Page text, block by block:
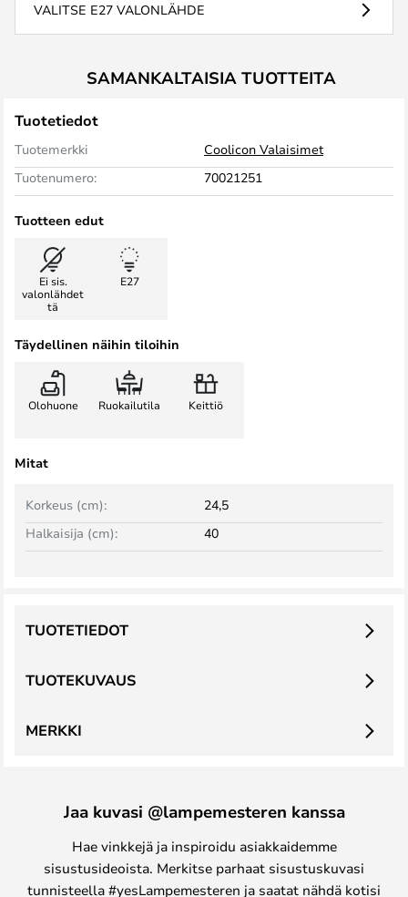
VALITSE E27 VALONLÄHDE
SAMANKALTAISIA TUOTTEITA
Tuotetiedot
Tuotemerkki
Coolicon Valaisimet
Tuotenumero:
70021251
Tuotteen edut
Ei sis.
valonlähdet
tä
E27
Täydellinen näihin tiloihin
Olohuone Ruokailutila Keittiö
Mitat
Korkeus (cm):
24,5
Halkaisija (cm):
40
TUOTEKUVAUS
TUOTETIEDOT
MERKKI
Jaa kuvasi @lampemesteren kanssa
Hae vinkkejä ja inspiroidu asiakkaidemme
sisustusideoista. Merkitse parhaat sisustuskuvasi
tunnisteella #yesLampemesteren ja saatat nähdä kotisi